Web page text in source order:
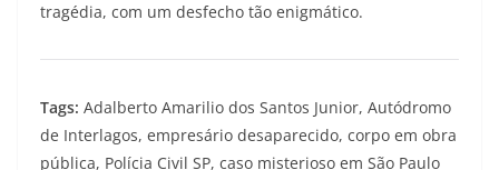
tragédia, com um desfecho tão enigmático.
Tags: Adalberto Amarilio dos Santos Junior, Autódromo
de Interlagos, empresário desaparecido, corpo em obra
pública, Polícia Civil SP, caso misterioso em São Paulo